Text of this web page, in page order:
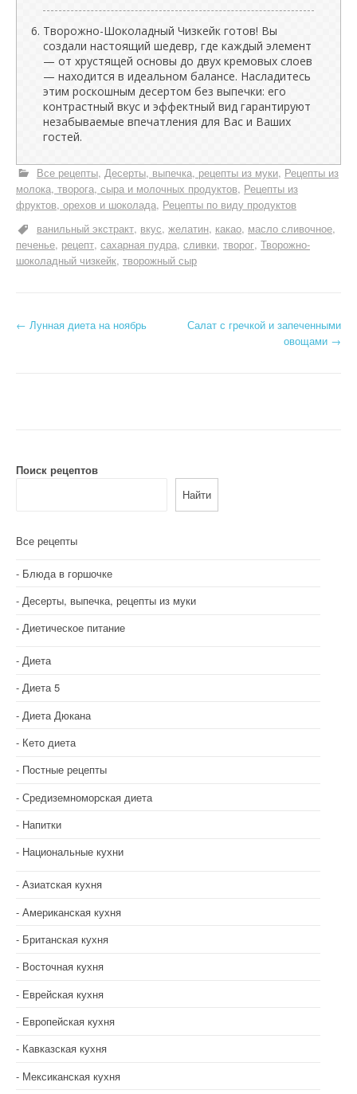
Творожно-Шоколадный Чизкейк готов! Вы
создали настоящий шедевр, где каждый элемент
— от хрустящей основы до двух кремовых слоев
— находится в идеальном балансе. Насладитесь
этим роскошным десертом без выпечки: его
контрастный вкус и эффектный вид гарантируют
незабываемые впечатления для Вас и Ваших
гостей.
Все рецепты Десерты, выпечка, рецепты из муки Рецепты из
молока, творога, сыра и молочных продуктов Рецепты из
фруктов, орехов и шоколада Рецепты по виду продуктов
ванильный экстракт вкус желатин какао масло сливочное
печенье рецепт сахарная пудра сливки творог Творожно-
шоколадный чизкейк творожный сыр
Н
а
и
п
о
а
п
и
с
я
м
← Лунная диета на ноябрь
Салат с гречкой и запеченными
овощами →
Поиск рецептов
Найти
Все рецепты
Блюда в горшочке
Десерты, выпечка, рецепты из муки
Диетическое питание
Диета
Диета 5
Диета Дюкана
Кето диета
Постные рецепты
Средиземноморская диета
Напитки
Национальные кухни
Азиатская кухня
Американская кухня
Британская кухня
Восточная кухня
Еврейская кухня
Европейская кухня
Кавказская кухня
Мексиканская кухня